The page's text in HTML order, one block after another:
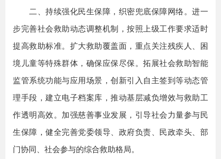
二、持续强化民生保障，织密兜底保障网络。进一
步完善社会救助动态调整机制，按照上级工作要求适时
提高救助标准。扩大救助覆盖面，重点关注残疾人、困
境儿童等特殊群体，确保应保尽保。拓展社会救助智能
监管系统功能与应用场景，创新引入自主签到等动态管
理手段，建立电子档案库，推动基层减负增效与救助工
作透明高效。加强慈善事业发展，引导社会力量参与民
生保障，健全完善党委领导、政府负责、民政牵头、部
门协同、社会参与的综合救助格局。